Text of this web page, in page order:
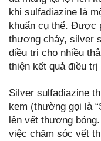
khi sulfadiazine là
khuẩn cụ thể. Được
thương cháy, silver
điều trị cho nhiều
thiện kết quả điều trị
Silver sulfadiazine
kem (thường gọi là
lên vết thương
việc chăm sóc vết